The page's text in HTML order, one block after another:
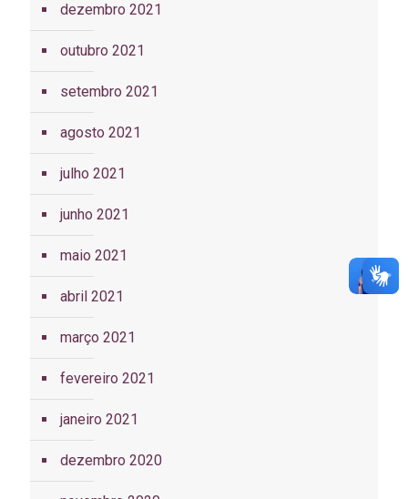
dezembro 2021
outubro 2021
setembro 2021
agosto 2021
julho 2021
junho 2021
maio 2021
abril 2021
março 2021
fevereiro 2021
janeiro 2021
dezembro 2020